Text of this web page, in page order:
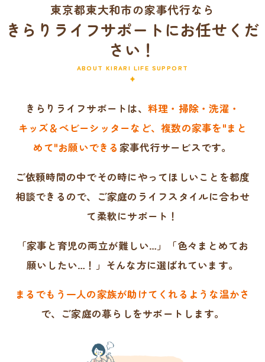
東京都東大和市の家事代行なら
きらりライフサポートにお任せくだ
さい！
ABOUT KIRARI LIFE SUPPORT
きらりライフサポートは、 料理・掃除・洗濯・
キッズ＆ベビーシッターなど、複数の家事を"まと
めて"お願いできる 家事代行サービスです。
ご依頼時間の中でその時にやってほしいことを都度
相談できるので、
ご家庭のライフスタイルに合わせ
て柔軟にサポート！
「家事と育児の両立が難しい…」「色々まとめてお
願いしたい…！」そんな方に選ばれています。
まるでもう一人の家族が助けてくれるような温かさ
で、 ご家庭の暮らしをサポートします。